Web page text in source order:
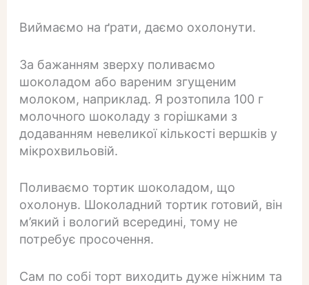
Виймаємо на ґрати, даємо охолонути.
За бажанням зверху поливаємо
шоколадом або вареним згущеним
молоком, наприклад. Я розтопила 100 г
молочного шоколаду з горішками з
додаванням невеликої кількості вершків у
мікрохвильовій.
Поливаємо тортик шоколадом, що
охолонув. Шоколадний тортик готовий, він
м’який і вологий всередині, тому не
потребує просочення.
Сам по собі торт виходить дуже ніжним та